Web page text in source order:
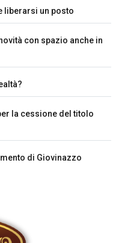
liberarsi un posto
con spazio anche in
la cessione del titolo
di Giovinazzo